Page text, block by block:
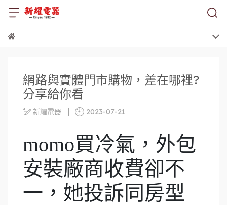
網路與實體門市購物，差在哪裡?
分享給你看
新耀電器 2023-07-21
momo買冷氣，外包
安裝廠商收費卻不
一，她投訴同房型